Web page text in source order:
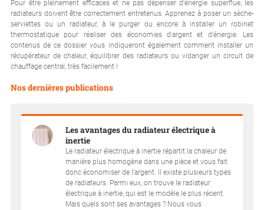
Pour être pleinement efficaces et ne pas dépenser d'énergie superflue, les
radiateurs doivent être correctement entretenus. Apprenez à poser un sèche-
serviettes ou un radiateur, à le purger ou encore à installer un robinet
thermostatique pour réaliser des économies d'argent et d'énergie. Les
contenus de ce dossier vous indiqueront également comment installer un
récupérateur de chaleur, équilibrer des radiateurs ou vidanger un circuit de
chauffage central, très facilement !
Nos dernières publications
Les avantages du radiateur électrique à
inertie
Le radiateur électrique à inertie répartit la chaleur de
manière plus homogène dans une pièce et vous fait
donc économiser de l'argent. Il existe plusieurs types
de radiateurs. Parmi eux, on trouve le radiateur
électrique à inertie, qui est le modèle le plus récent.
Mais quels sont ses avantages ? Nous vous